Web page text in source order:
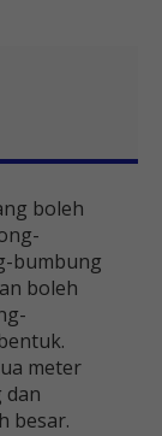
boleh
bumbung
boleh
meter
besar.